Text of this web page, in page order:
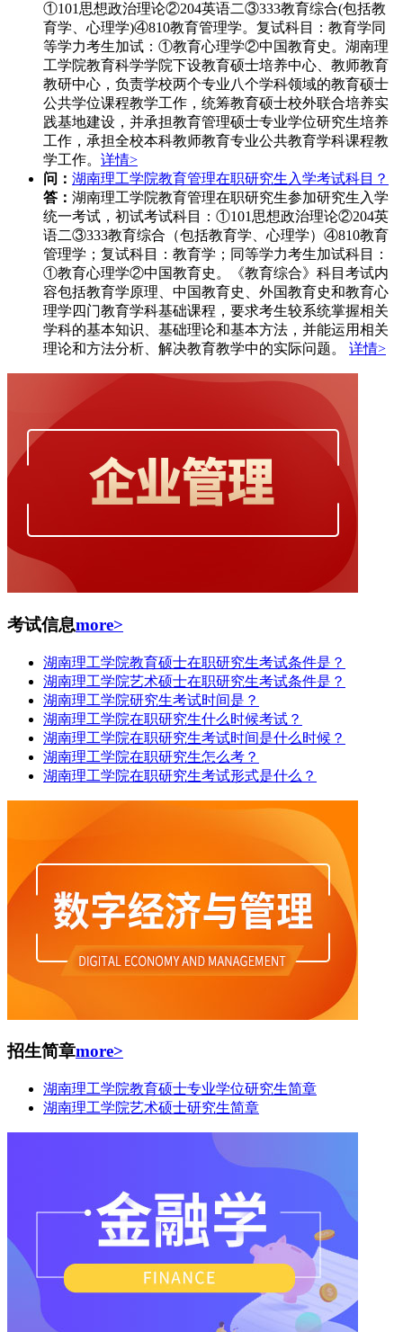
①101思想政治理论②204英语二③333教育综合(包括教
育学、心理学)④810教育管理学。复试科目：教育学同
等学力考生加试：①教育心理学②中国教育史。湖南理
工学院教育科学学院下设教育硕士培养中心、教师教育
教研中心，负责学校两个专业八个学科领域的教育硕士
公共学位课程教学工作，统筹教育硕士校外联合培养实
践基地建设，并承担教育管理硕士专业学位研究生培养
工作，承担全校本科教师教育专业公共教育学科课程教
学工作。 详情>
问： 湖南理工学院教育管理在职研究生入学考试科目？
答： 湖南理工学院教育管理在职研究生参加研究生入学
统一考试，初试考试科目：①101思想政治理论②204英
语二③333教育综合（包括教育学、心理学）④810教育
管理学；复试科目：教育学；同等学力考生加试科目：
①教育心理学②中国教育史。《教育综合》科目考试内
容包括教育学原理、中国教育史、外国教育史和教育心
理学四门教育学科基础课程，要求考生较系统掌握相关
学科的基本知识、基础理论和基本方法，并能运用相关
理论和方法分析、解决教育教学中的实际问题。 详情>
考试信息more>
湖南理工学院教育硕士在职研究生考试条件是？
湖南理工学院艺术硕士在职研究生考试条件是？
湖南理工学院研究生考试时间是？
湖南理工学院在职研究生什么时候考试？
湖南理工学院在职研究生考试时间是什么时候？
湖南理工学院在职研究生怎么考？
湖南理工学院在职研究生考试形式是什么？
招生简章more>
湖南理工学院教育硕士专业学位研究生简章
湖南理工学院艺术硕士研究生简章